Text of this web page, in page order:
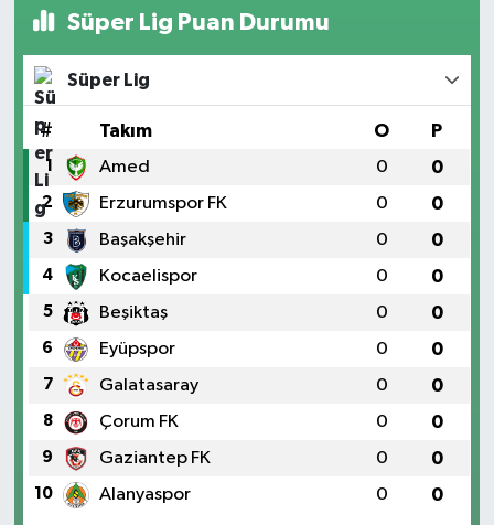
Süper Lig Puan Durumu
Süper Lig
# Takım O P
1 Amed 0 0
2 Erzurumspor FK 0 0
3 Başakşehir 0 0
4 Kocaelispor 0 0
5 Beşiktaş 0 0
6 Eyüpspor 0 0
7 Galatasaray 0 0
8 Çorum FK 0 0
9 Gaziantep FK 0 0
10 Alanyaspor 0 0